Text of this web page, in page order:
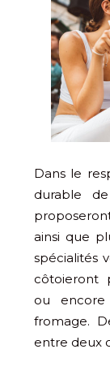
Dans le
durable
ainsi que
spécialités
côtoieront
ou
fromage.
entre deux